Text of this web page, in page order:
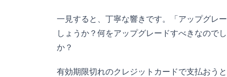
一見すると、丁寧な響きです。「アップグレ
しょうか？何をアップグレードすべきなので
か？
有効期限切れのクレジットカードで支払おう